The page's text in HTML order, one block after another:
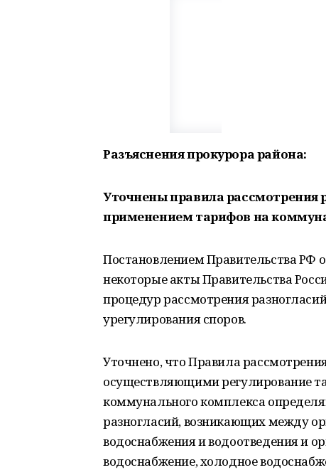
Разъяснения прокурора района:
Уточнены правила рассмотрения
применением тарифов на
Постановлением Правительства РФ
некоторые акты Правительства
процедур рассмотрения
урегулирования споров.
Уточнено, что Правила
осуществляющими регулирование
коммунального комплекса
разногласий, возникающих между
водоснабжения и водоотведения и
водоснабжение, холодное